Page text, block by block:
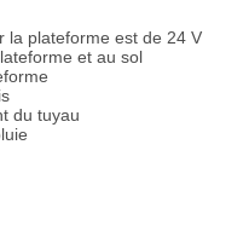
la plateforme est de 24 V
et au sol
du tuyau